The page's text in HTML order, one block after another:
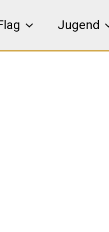
Jugend